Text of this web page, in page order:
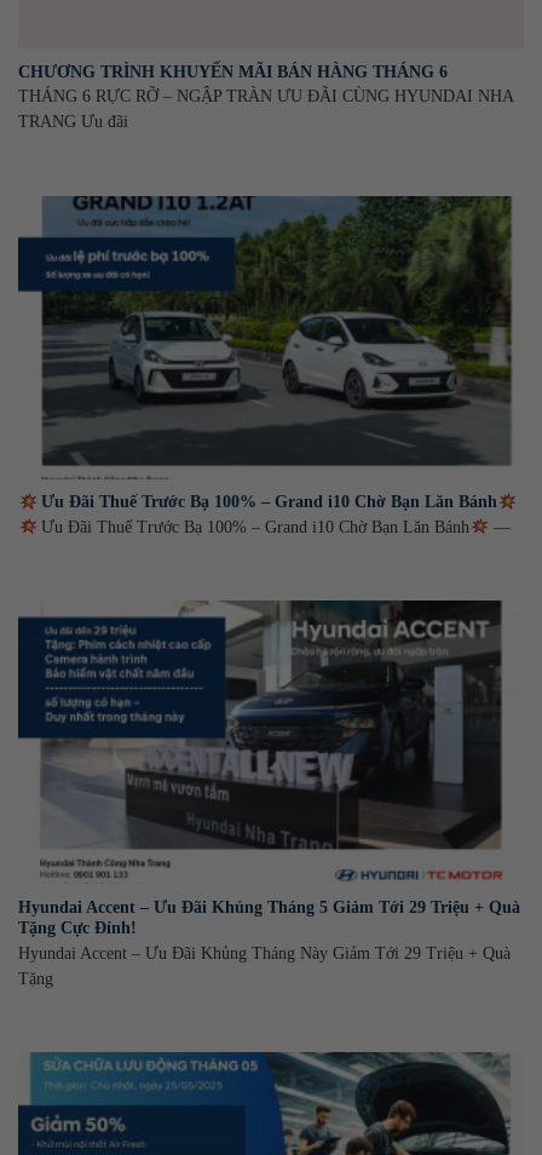
CHƯƠNG TRÌNH KHUYẾN MÃI BÁN HÀNG THÁNG 6
THÁNG 6 RỰC RỠ – NGẬP TRÀN ƯU ĐÃI CÙNG HYUNDAI NHA
TRANG Ưu đãi
Ưu Đãi Thuế Trước Bạ 100% – Grand i10 Chờ Bạn Lăn Bánh
Ưu Đãi Thuế Trước Bạ 100% – Grand i10 Chờ Bạn Lăn Bánh
—
Hyundai Accent – Ưu Đãi Khủng Tháng 5 Giảm Tới 29 Triệu + Quà
Tặng Cực Đỉnh!
Hyundai Accent – Ưu Đãi Khủng Tháng Này Giảm Tới 29 Triệu + Quà
Tặng